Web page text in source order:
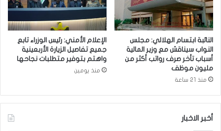
ا
ل
ن
ج
ف
النائبة ابتسام الهلالي: مجلس
النواب سيناقش مع وزير المالية
أسباب تأخر صرف رواتب أكثر من
مليون موظف
منذ 21 ساعة
الإعلام الأمني: رئيس الوزراء تابع
جميع تفاصيل الزيارة الأربعينية
واهتم بتوفير متطلبات نجاحها
منذ يومين
أخبر الاخبار